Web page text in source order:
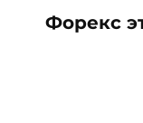
Форекс